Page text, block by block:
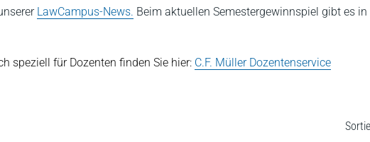
LawCampus-News. Beim aktuellen Semestergewinnspiel gibt es
speziell für Dozenten finden Sie hier: C.F. Müller Dozentenservice